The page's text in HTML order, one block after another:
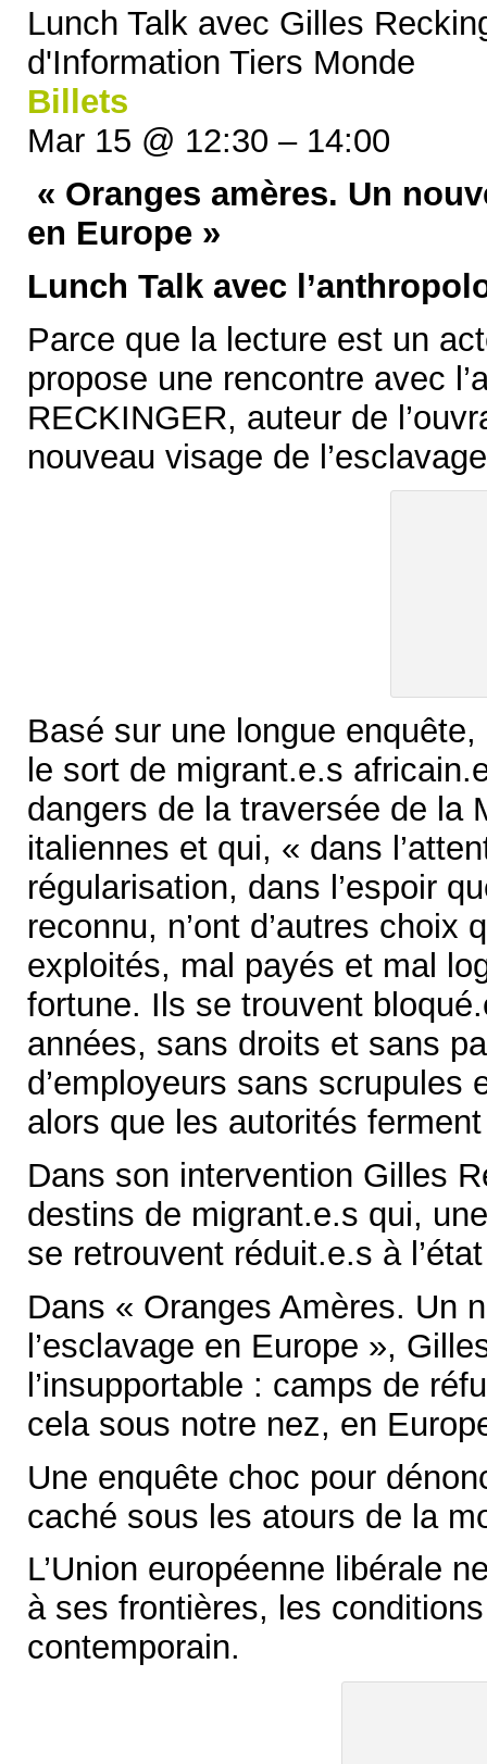
Lunch Talk avec Gilles
d'Information Tiers Monde
Billets
Mar 15 @ 12:30 – 14:00
« Oranges amères. Un
en Europe »
Lunch Talk avec
Parce que la lecture est un
propose une rencontre avec
RECKINGER, auteur de
nouveau visage de
Basé sur une longue
le sort de migrant.e.s
dangers de la traversée de la
italiennes et qui, « dans
régularisation, dans l’espoir
reconnu, n’ont d’autres
exploités, mal payés et mal
fortune. Ils se trouvent
années, sans droits et sans
d’employeurs sans scrupules
alors que les autorités
Dans son intervention Gilles
destins de migrant.e.s qui,
se retrouvent réduit.e.s à
Dans « Oranges Amères. Un
l’esclavage en Europe »,
l’insupportable : camps de
cela sous notre nez, en
Une enquête choc pour
caché sous les atours de la
L’Union européenne libérale
à ses frontières, les
contemporain.